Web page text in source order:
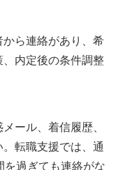
ら連絡があり、希
内定後の条件調整
ール、着信履歴、
転職支援では、通
を過ぎても連絡がな